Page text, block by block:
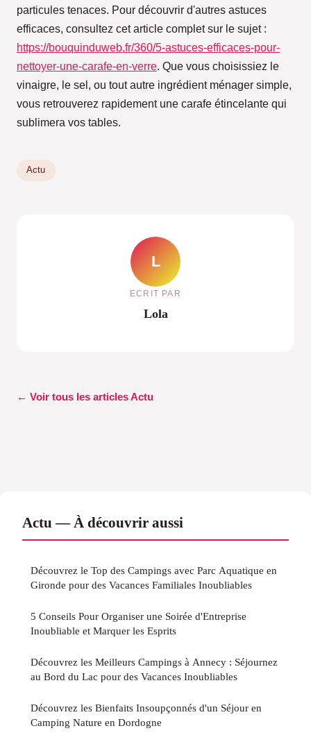
particules tenaces. Pour découvrir d'autres astuces
efficaces, consultez cet article complet sur le sujet :
https://bouquinduweb.fr/360/5-astuces-efficaces-pour-
nettoyer-une-carafe-en-verre. Que vous choisissiez le
vinaigre, le sel, ou tout autre ingrédient ménager simple,
vous retrouverez rapidement une carafe étincelante qui
sublimera vos tables.
Actu
L
ECRIT PAR
Lola
← Voir tous les articles Actu
Actu — À découvrir aussi
Découvrez le Top des Campings avec Parc Aquatique en
Gironde pour des Vacances Familiales Inoubliables
5 Conseils Pour Organiser une Soirée d'Entreprise
Inoubliable et Marquer les Esprits
Découvrez les Meilleurs Campings à Annecy : Séjournez
au Bord du Lac pour des Vacances Inoubliables
Découvrez les Bienfaits Insoupçonnés d'un Séjour en
Camping Nature en Dordogne